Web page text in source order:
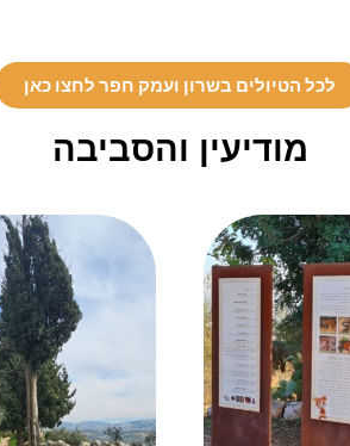
לכל הטיולים בשרון ועמק חפר לחצו כאן
מודיעין והסביבה